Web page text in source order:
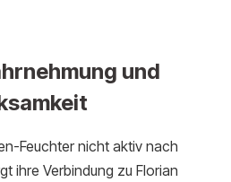
und
Feuchter nicht aktiv nach
ihre Verbindung zu Florian